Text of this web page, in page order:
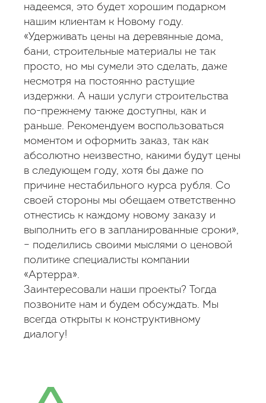
надеемся, это будет хорошим подарком
нашим клиентам к Новому году.
«Удерживать цены на деревянные дома,
бани, строительные материалы не так
просто, но мы сумели это сделать, даже
несмотря на постоянно растущие
издержки. А наши услуги строительства
по-прежнему также доступны, как и
раньше. Рекомендуем воспользоваться
моментом и оформить заказ, так как
абсолютно неизвестно, какими будут цены
в следующем году, хотя бы даже по
причине нестабильного курса рубля. Со
своей стороны мы обещаем ответственно
отнестись к каждому новому заказу и
выполнить его в запланированные сроки»,
– поделились своими мыслями о ценовой
политике специалисты компании
«Артерра».
Заинтересовали наши проекты? Тогда
позвоните нам и будем обсуждать. Мы
всегда открыты к конструктивному
диалогу!